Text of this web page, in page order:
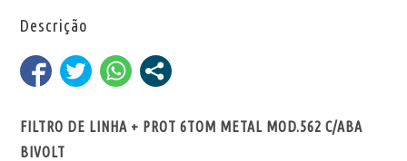
Descrição
FILTRO DE LINHA + PROT 6TOM METAL MOD.562 C/ABA
BIVOLT